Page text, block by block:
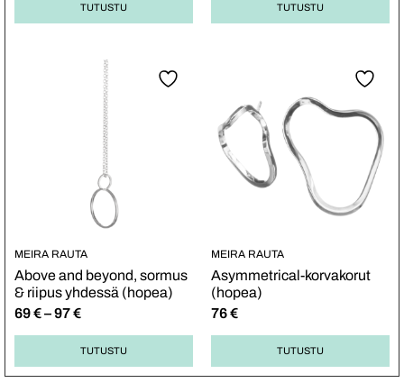
TUTUSTU TUTUSTU
MEIRA RAUTA
Above and beyond, sormus
& riipus yhdessä (hopea)
69€–97€
TUTUSTU
MEIRA RAUTA
Asymmetrical-korvakorut
(hopea)
76€
TUTUSTU